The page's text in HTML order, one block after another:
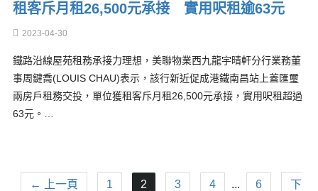
租客斥月租26,500元承接 實用呎租逾63元
2023-04-30
鐵路沿線屋苑租務承接力理想，美聯物業西九龍宇晴軒分行業務董
事周鍵喬(LOUIS CHAU)表示，該行新近促成港鐵南昌站上蓋匯璽
兩房戶租務交投，單位獲租客斥月租26,500元承接，實用呎租超過
63元。…
← 上一頁 1 2 3 4 ... 6 下